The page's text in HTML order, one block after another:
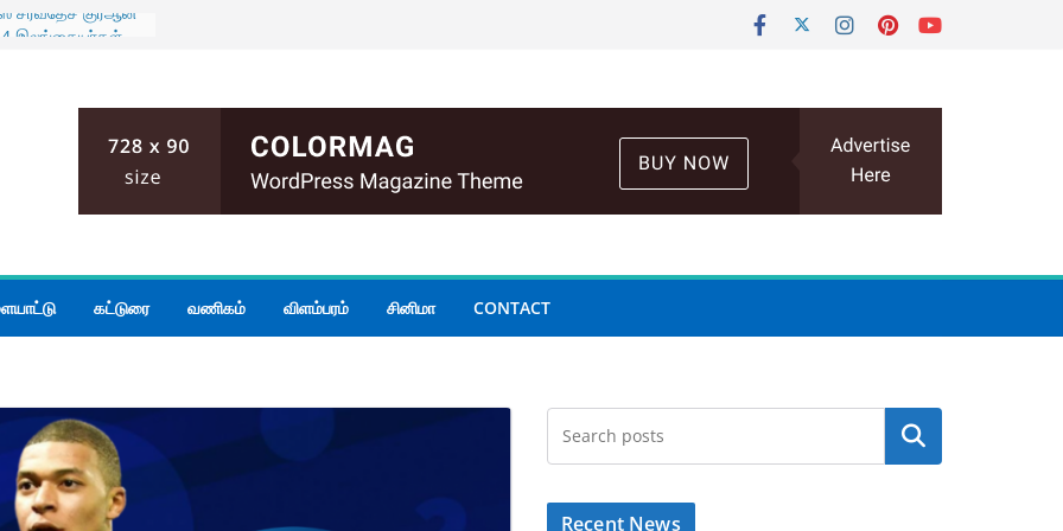
சர்வதேச குர்ஆன்
செயலாளர் – சஜித்
நபர் துபாயில்
பணிப்பாளராக
கட்டுரை வணிகம் விளம்பரம் சினிமா CONTACT
Search
Recent News